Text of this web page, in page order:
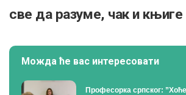
све да разуме, чак и књиге
Можда ће вас интересовати
Професорка српског: